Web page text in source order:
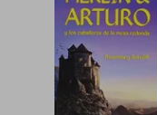
55%
dcto.